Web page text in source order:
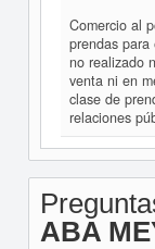
Comercio al
prendas
no realizado
venta ni en
clase de
relaciones
ABA